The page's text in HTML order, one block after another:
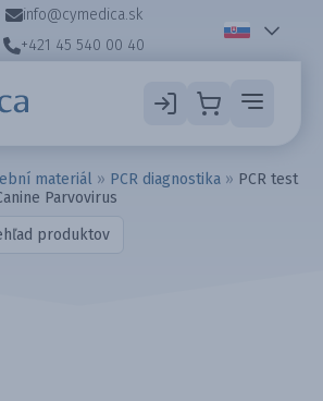
info@cymedica.sk
+421 45 540 00 40
materiál » PCR diagnostika » PCR test
Parvovirus
produktov